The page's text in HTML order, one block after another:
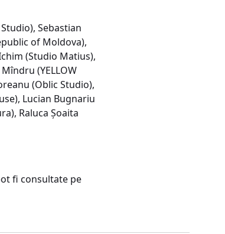
Sebastian
of Moldova),
(Studio Matius),
(YELLOW
(Oblic Studio),
Lucian Bugnariu
Raluca Șoaita
fi consultate pe